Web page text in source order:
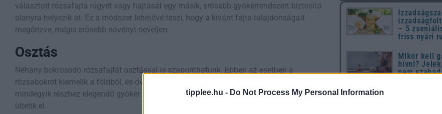
tipplee.hu - Do Not Process My Personal Information
választott rózsafajta rügyét vagy hajtását egy másik, erősebb gyökérrendszert biztosító
alanyra helyezik át. Ez a módszer lehetővé teszi, hogy a kívánt fajta tulajdonságait
megőrizve, mégis erősebb növényt neveljen.
Osztás
Néhány bokrosodó rózsafajtát osztással is szaporíthatunk. Ebben az esetben a
rózsabokrot kiemelik a földből, és óvatosan szétválasztják a gyökértörzseket úgy, hogy
mindegyik részhez elegendő gyökér és rügy tartozzon. Ezután a részeket külön-külön
ültetik el.
– 5
friss nyári
Mikor kell
hívni?
nem